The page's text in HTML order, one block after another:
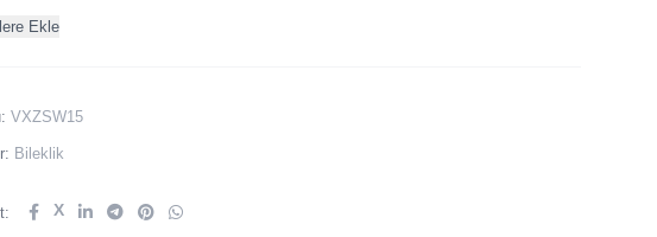
Ekle
VXZSW15
Bileklik
X